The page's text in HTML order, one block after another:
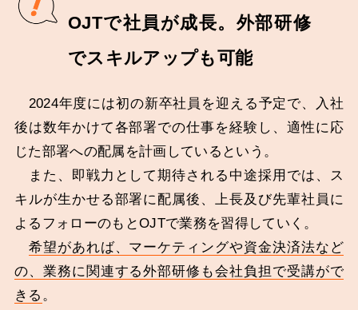
OJTで社員が成長。外部研修
でスキルアップも可能
2024年度には初の新卒社員を迎える予定で、入社
後は数年かけて各部署での仕事を経験し、適性に応
じた部署への配属を計画しているという。
また、即戦力として期待される中途採用では、ス
キルが生かせる部署に配属後、上長及び先輩社員に
よるフォローのもとOJTで業務を習得していく。
希望があれば、マーケティングや資金決済法など
の、業務に関連する外部研修も会社負担で受講がで
きる 。